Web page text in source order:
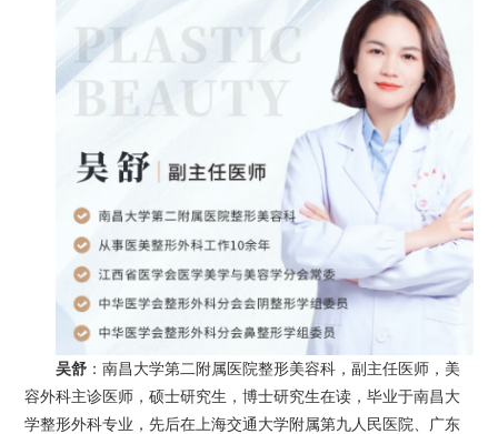
吴舒 ：南昌大学第二附属医院整形美容科，副主任医师，美
容外科主诊医师，硕士研究生，博士研究生在读，毕业于南昌大
学整形外科专业，先后在上海交通大学附属第九人民医院、广东